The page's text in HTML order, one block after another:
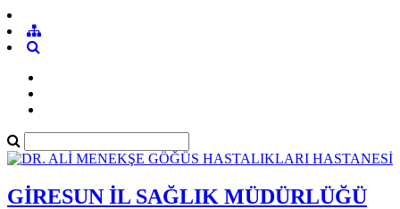
GİRESUN İL SAĞLIK MÜDÜRLÜĞÜ